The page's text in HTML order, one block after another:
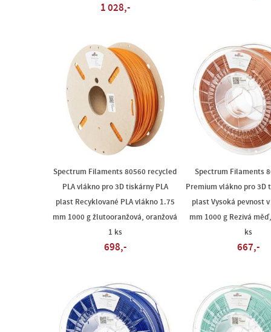
1 028,-
Spectrum Filaments 80560 recycled
PLA vlákno pro 3D tiskárny PLA
plast Recyklované PLA vlákno 1.75
mm 1000 g žlutooranžová, oranžová
1 ks
698,-
Spectrum Filaments
Premium vlákno pro 3D
plast Vysoká pevnost
mm 1000 g Rezivá
ks
667,-